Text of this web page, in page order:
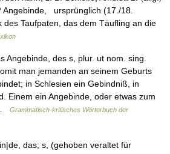
Angebinde, ursprünglich (17./18.
des Taufpaten, das dem Täufling an die
Angebinde, des s, plur. ut nom. sing.
man jemanden an seinem Geburts
in Schlesien ein Gebindniß, in
Einem ein Angebinde, oder etwas zum
Grammatisch-kritisches Wörterbuch der
das; s, (gehoben veraltet für